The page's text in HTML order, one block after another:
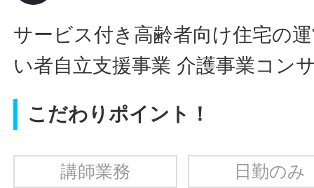
サービス付き高齢者向け住宅の
い者自立支援事業 介護事業コン
こだわりポイント！
講師業務 日勤のみ